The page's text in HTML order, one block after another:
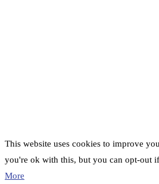
This website uses cookies to improve
you're ok with this, but you can opt-out
More